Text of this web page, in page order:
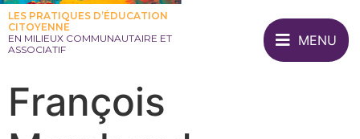
LES PRATIQUES D’ÉDUCATION
CITOYENNE
EN MILIEUX COMMUNAUTAIRE ET
ASSOCIATIF
MENU
François